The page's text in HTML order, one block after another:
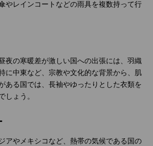
やレインコートなどの雨具を複数持って行
夜の寒暖差が激しい国への出張には、羽織
に中東など、宗教や文化的な背景から、肌
ある国では、長袖やゆったりとした衣類を
しょう。
アやメキシコなど、熱帯の気候である国の